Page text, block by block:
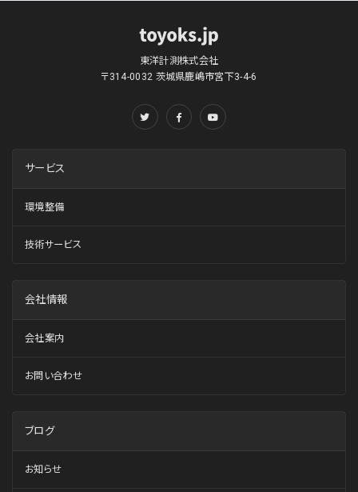
東洋計測株式会社
〒314-0032 茨城県鹿嶋市宮下3-4-6
サービス
環境整備
技術サービス
会社情報
会社案内
お問い合わせ
ブログ
お知らせ